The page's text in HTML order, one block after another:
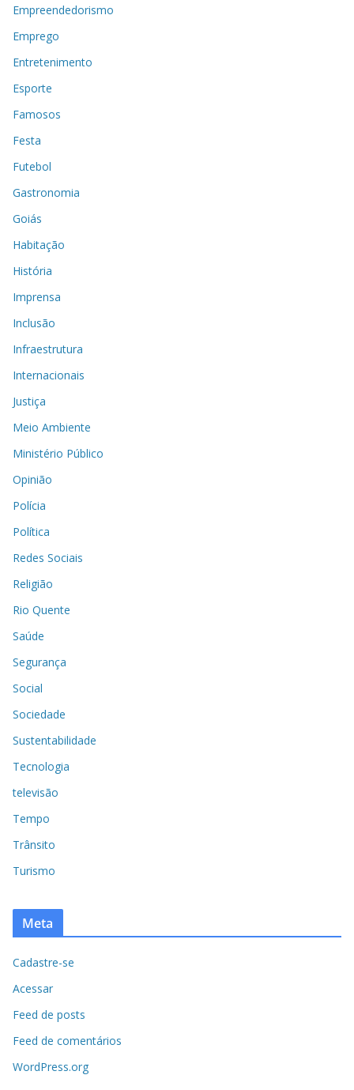
Empreendedorismo
Emprego
Entretenimento
Esporte
Famosos
Festa
Futebol
Gastronomia
Goiás
Habitação
História
Imprensa
Inclusão
Infraestrutura
Internacionais
Justiça
Meio Ambiente
Ministério Público
Opinião
Polícia
Política
Redes Sociais
Religião
Rio Quente
Saúde
Segurança
Social
Sociedade
Sustentabilidade
Tecnologia
televisão
Tempo
Trânsito
Turismo
Meta
Cadastre-se
Acessar
Feed de posts
Feed de comentários
WordPress.org